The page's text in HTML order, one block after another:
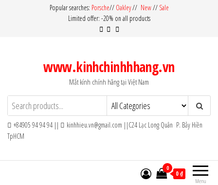
Popular searches: Porsche// Oakley// New// Sale
Limited offer: -20% on all products
www.kinhchinhhhang.vn
Mắt kính chính hãng tại Việt Nam
+84905 94 94 94 ||
kinhhieu.vn@gmail.com ||C24 Lạc Long Quân P. Bảy Hiền
TpHCM
Menu
0
0 ₫